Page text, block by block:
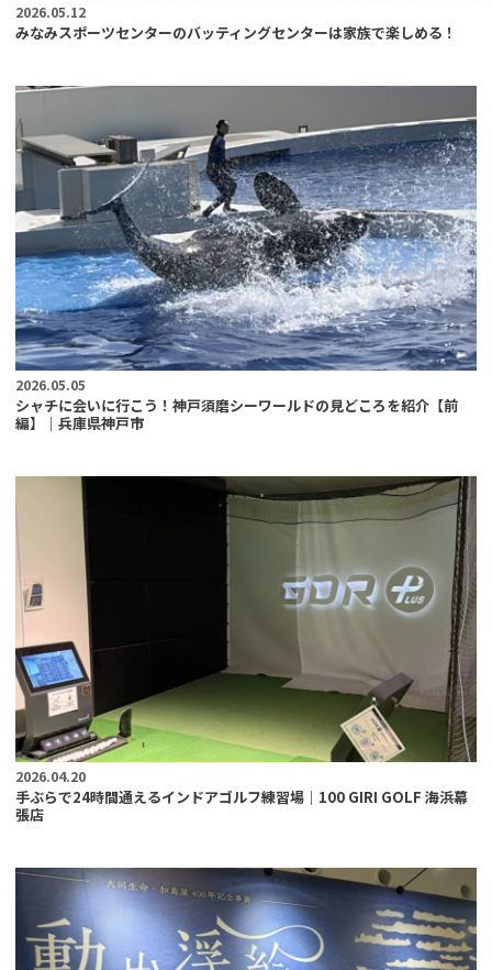
2026.05.12
みなみスポーツセンターのバッティングセンターは家族で楽しめる！
2026.05.05
シャチに会いに行こう！神戸須磨シーワールドの見どころを紹介【前
編】｜兵庫県神戸市
2026.04.20
手ぶらで24時間通えるインドアゴルフ練習場｜100 GIRI GOLF 海浜幕
張店